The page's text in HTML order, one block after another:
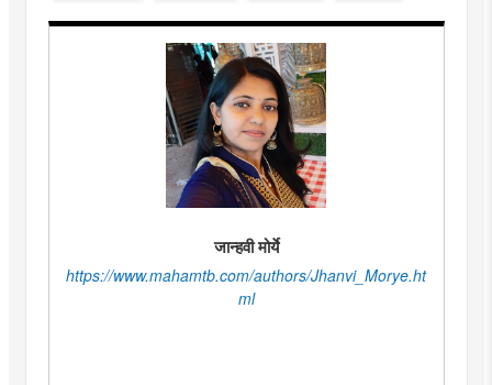
जान्हवी मोर्ये
https://www.mahamtb.com/authors/Jhanvi_Morye.ht
ml